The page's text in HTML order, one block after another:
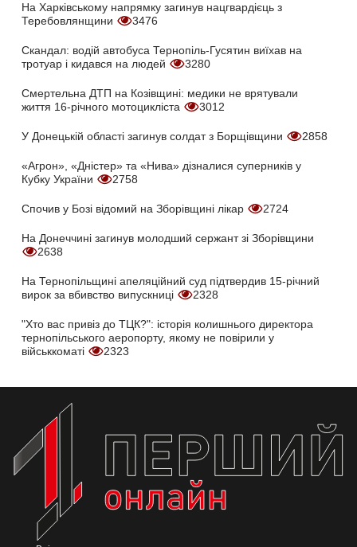
На Харківському напрямку загинув нацгвардієць з
Теребовлянщини
3476
Скандал: водій автобуса Тернопіль-Гусятин виїхав на
тротуар і кидався на людей
3280
Смертельна ДТП на Козівщині: медики не врятували
життя 16-річного мотоцикліста
3012
У Донецькій області загинув солдат з Борщівщини 2858
«Агрон», «Дністер» та «Нива» дізналися суперників у
Кубку України
2758
Спочив у Бозі відомий на Зборівщині лікар 2724
На Донеччині загинув молодший сержант зі Зборівщини
2638
На Тернопільщині апеляційний суд підтвердив 15-річний
вирок за вбивство випускниці
2328
"Хто вас привіз до ТЦК?": історія колишнього директора
тернопільського аеропорту, якому не повірили у
військкоматі
2323